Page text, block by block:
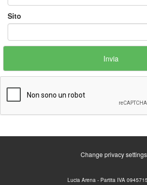
Sito
Change privacy settings
Lucia Arena - Partita IVA